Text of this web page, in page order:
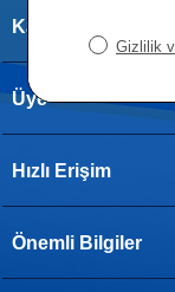
Kategoriler
Üye
Hızlı Erişim
Önemli Bilgiler